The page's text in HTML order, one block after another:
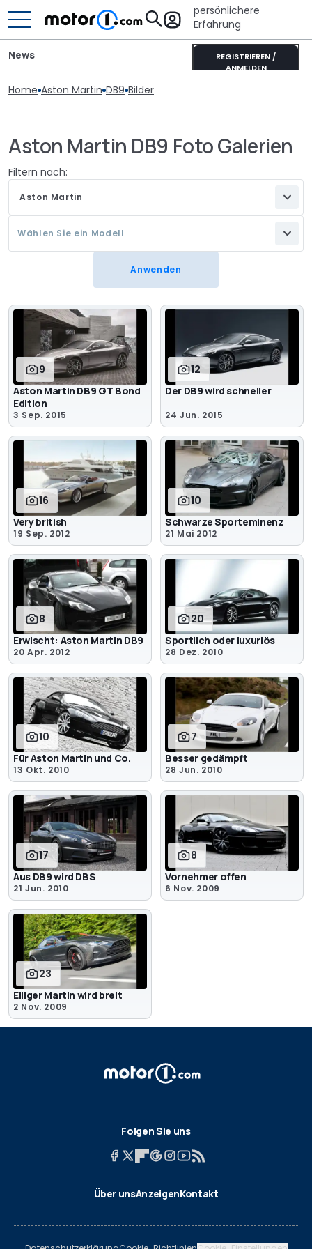
persönlichere
Erfahrung
REGISTRIEREN /
ANMELDEN
News
Home Aston Martin DB9 Bilder
Aston Martin DB9 Foto Galerien
Filtern nach:
Aston Martin
Wählen Sie ein Modell
9
Aston Martin DB9 GT Bond
Edition
3 Sep. 2015
12
Der DB9 wird schneller
24 Jun. 2015
16
Very british
19 Sep. 2012
10
Schwarze Sporteminenz
21 Mai 2012
8
Erwischt: Aston Martin DB9
20 Apr. 2012
20
Sportlich oder luxuriös
28 Dez. 2010
10
Für Aston Martin und Co.
13 Okt. 2010
7
Besser gedämpft
28 Jun. 2010
17
Aus DB9 wird DBS
21 Jun. 2010
8
Vornehmer offen
6 Nov. 2009
23
Eiliger Martin wird breit
2 Nov. 2009
Folgen Sie uns
Über unsAnzeigenKontakt